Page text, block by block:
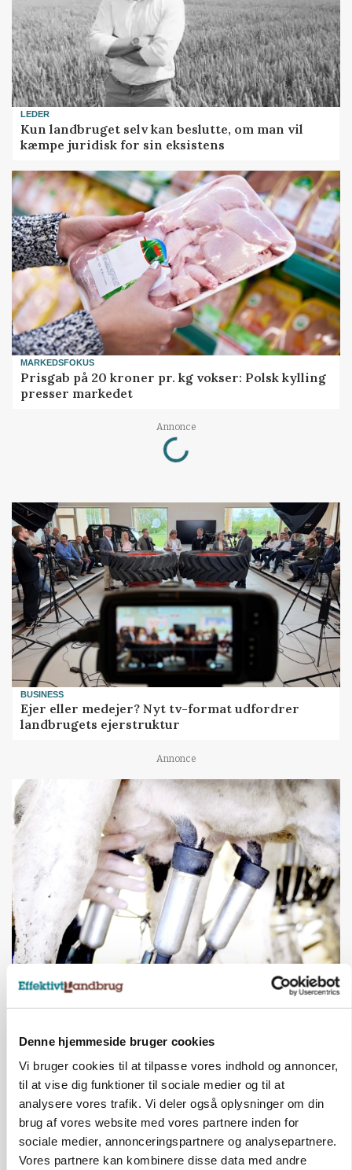
Denne hjemmeside bruger cookies
Vi bruger cookies til at tilpasse vores indhold og annoncer,
til at vise dig funktioner til sociale medier og til at
analysere vores trafik. Vi deler også oplysninger om din
brug af vores website med vores partnere inden for
sociale medier, annonceringspartnere og analysepartnere.
Vores partnere kan kombinere disse data med andre
LEDER
Kun landbruget selv kan beslutte, om man vil
kæmpe juridisk for sin eksistens
MARKEDSFOKUS
Prisgab på 20 kroner pr. kg vokser: Polsk kylling
presser markedet
Annonce
Loading...
BUSINESS
Ejer eller medejer? Nyt tv-format udfordrer
landbrugets ejerstruktur
Annonce
Russisk mælkepris dykker 23 procent
Fra mark til mur: Byggeriet kan åbne nyt
marked for biokul
Annonce
Loading...